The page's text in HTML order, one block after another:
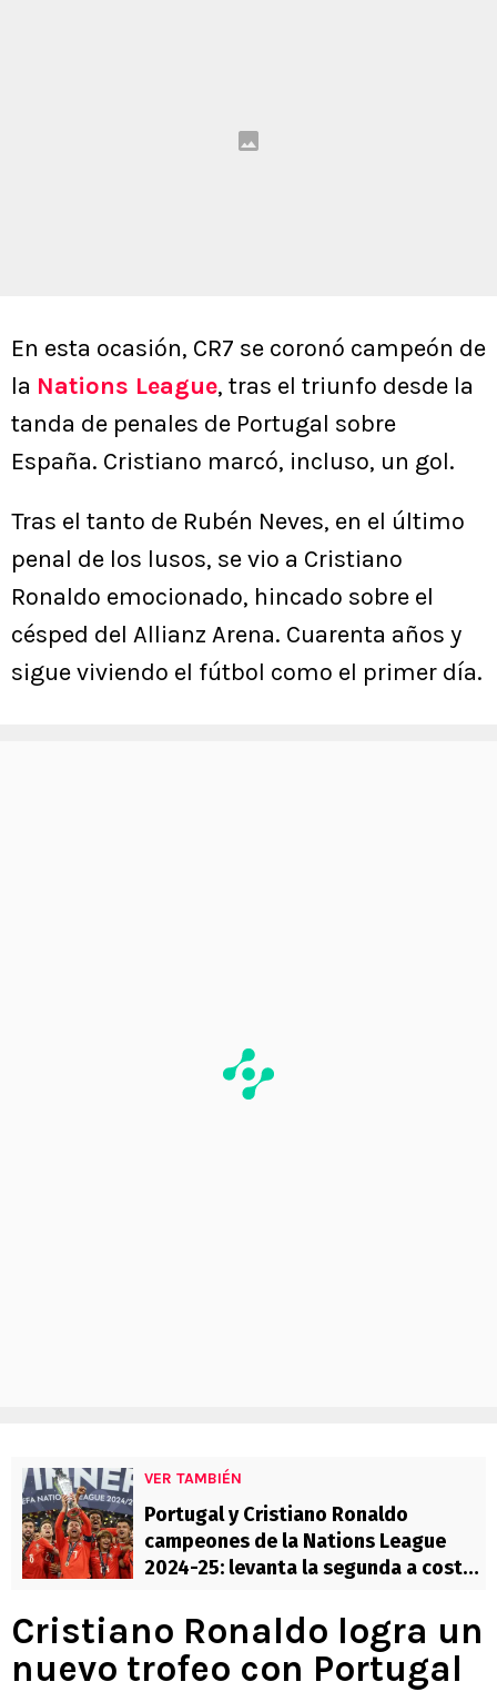
En esta ocasión, CR7 se coronó campeón de
la Nations League, tras el triunfo desde la
tanda de penales de Portugal sobre
España. Cristiano marcó, incluso, un gol.
Tras el tanto de Rubén Neves, en el último
penal de los lusos, se vio a Cristiano
Ronaldo emocionado, hincado sobre el
césped del Allianz Arena. Cuarenta años y
sigue viviendo el fútbol como el primer día.
VER TAMBIÉN
Portugal y Cristiano Ronaldo
campeones de la Nations League
2024-25: levanta la segunda a costa
Cristiano Ronaldo logra un
nuevo trofeo con Portugal